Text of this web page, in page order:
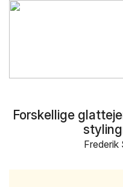
Forskellige
Frederik